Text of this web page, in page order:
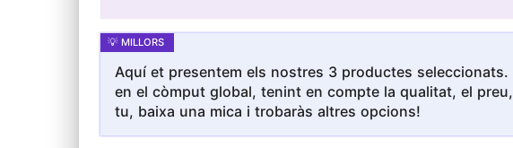
Aquí et presentem els nostres 3 productes
en el còmput global, tenint en compte la qualitat, el
tu, baixa una mica i trobaràs altres opcions!